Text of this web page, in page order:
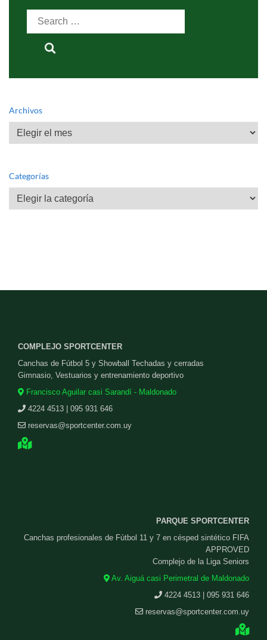
Search
Archivos
Archivos
Categorías
Categorías
COMPLEJO SPORTCENTER
Canchas de Fútbol 5 y Showball Techadas y cerradas
Gimnasio, Vestuarios y entrenamiento deportivo
Francisco Aguilar casi Sarandí - Maldonado
4224 4513 | 095 931 646
reservas@sportcenter.com.uy
PARQUE SPORTCENTER
Canchas profesionales de Fútbol 11 y 7 en césped sintético FIFA
APPROVED
Complejo de la Liga Seniors
Av. Aiguá casi Perimetral de Maldonado
4224 4513 | 095 931 646
reservas@sportcenter.com.uy